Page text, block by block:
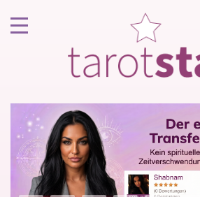
Kunde werden
Berater werden
Kartenlegen Gratisgespräch